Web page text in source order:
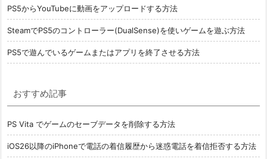
PS5からYouTubeに動画をアップロードする方法
SteamでPS5のコントローラー(DualSense)を使いゲームを遊ぶ方法
PS5で遊んでいるゲームまたはアプリを終了させる方法
おすすめ記事
PS Vita でゲームのセーブデータを削除する方法
iOS26以降のiPhoneで電話の着信履歴から迷惑電話を着信拒否する方法